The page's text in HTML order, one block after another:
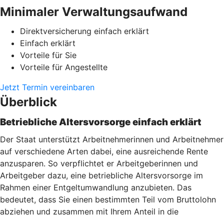
Minimaler Verwaltungsaufwand
Direktversicherung einfach erklärt
Einfach erklärt
Vorteile für Sie
Vorteile für Angestellte
Jetzt Termin vereinbaren
Überblick
Betriebliche Altersvorsorge einfach erklärt
Der Staat unterstützt Arbeitnehmerinnen und Arbeitnehmer
auf verschiedene Arten dabei, eine ausreichende Rente
anzusparen. So verpflichtet er Arbeitgeberinnen und
Arbeitgeber dazu, eine betriebliche Altersvorsorge im
Rahmen einer Entgeltumwandlung anzubieten. Das
bedeutet, dass Sie einen bestimmten Teil vom Bruttolohn
abziehen und zusammen mit Ihrem Anteil in die